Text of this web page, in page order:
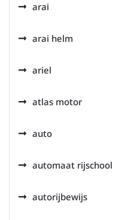
arai
arai helm
ariel
atlas motor
auto
automaat rijschool
autorijbewijs